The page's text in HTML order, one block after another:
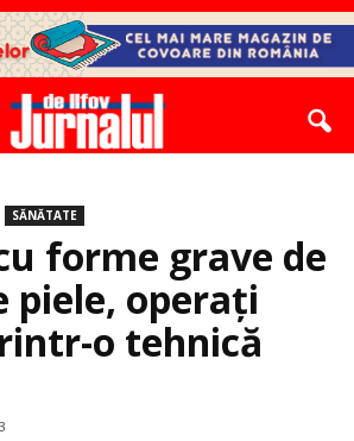
SĂNĂTATE
forme grave de
piele, operaţi
o tehnică